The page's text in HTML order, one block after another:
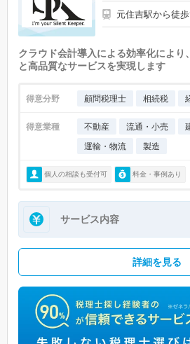
元住吉駅から徒
クラウド会計導入による効率化によ
と高品質なサービスを実現します
得意分野 顧問税理士 相続税
得意業種 不動産 流通・小売
運輸・物流
製造
個人の相談も受付可 料金・事例あり
サービス内容
詳細を見る